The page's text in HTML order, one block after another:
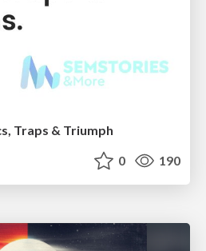
Traps & Triumph
0 190